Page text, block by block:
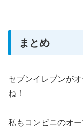
まとめ
セブンイレブンが
ね！
私もコンビニのオ